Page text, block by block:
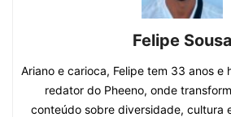
Felipe Sousa
Ariano e carioca, Felipe tem 33 anos e
redator do Pheeno, onde
conteúdo sobre diversidade, cultura